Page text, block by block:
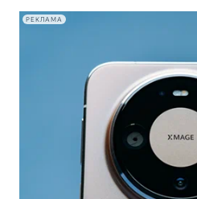
РЕКЛАМА